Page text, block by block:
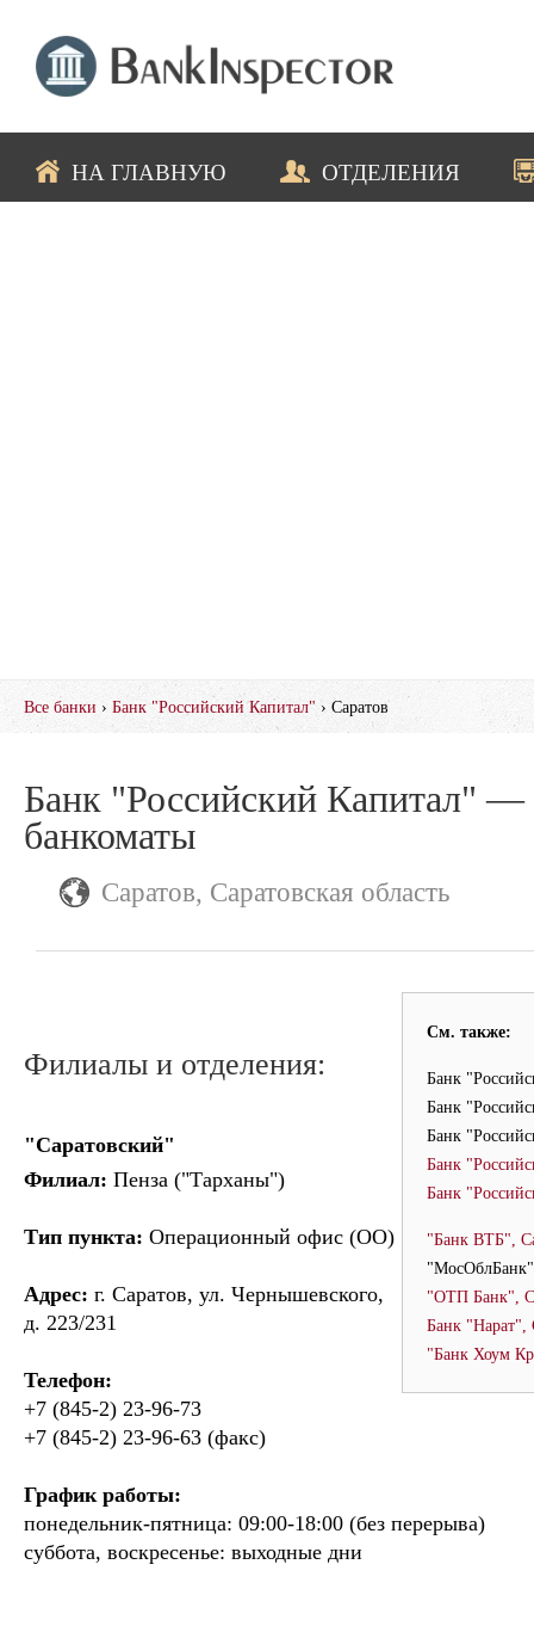
НА ГЛАВНУЮ ОТДЕЛЕНИЯ
Все банки › Банк "Российский Капитал" › Саратов
Банк "Российский Капитал" —
банкоматы
Саратов, Саратовская область
См. также:
Банк
Банк
Банк
Банк
Банк
"Банк ВТБ",
"ОТП Банк",
Банк "Нарат",
"Банк Хоум
Филиалы и отделения:
"Саратовский"
Филиал: Пенза ("Тарханы")
Тип пункта: Операционный офис (ОО)
Адрес: г. Саратов, ул. Чернышевского,
д. 223/231
Телефон:
+7 (845-2) 23-96-73
+7 (845-2) 23-96-63 (факс)
График работы:
понедельник-пятница: 09:00-18:00 (без перерыва)
суббота, воскресенье: выходные дни